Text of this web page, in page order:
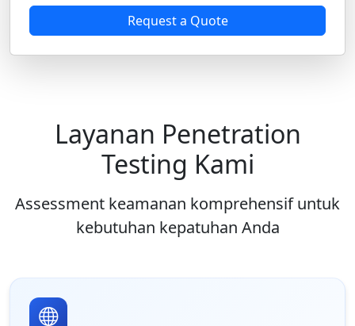
Request a Quote
Layanan Penetration
Testing Kami
Assessment keamanan komprehensif untuk
kebutuhan kepatuhan Anda